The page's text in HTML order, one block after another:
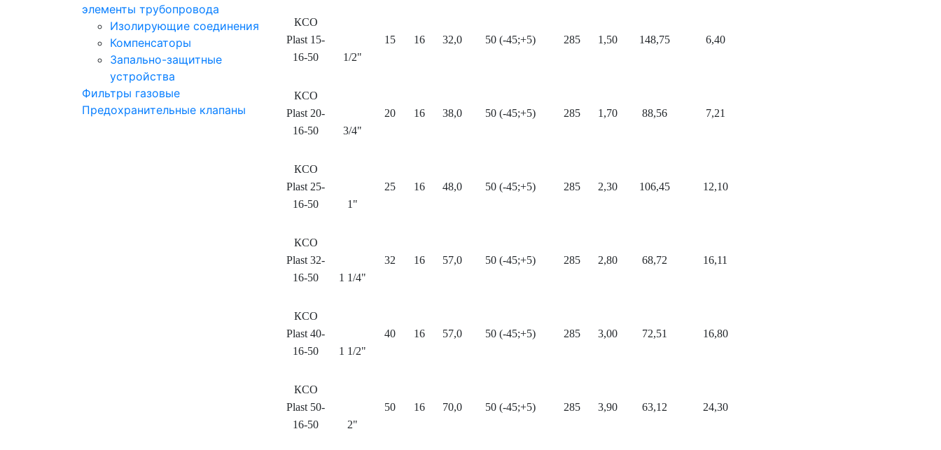
элементы трубопровода
Изолирующие соединения
Компенсаторы
Запально-защитные
устройства
Фильтры газовые
Предохранительные клапаны
КСО
Plast 15-
16-50
1/2"
15 16 32,0 50 (-45;+5) 285 1,50 148,75 6,40
КСО
Plast 20-
16-50
3/4"
20 16 38,0 50 (-45;+5) 285 1,70 88,56 7,21
КСО
Plast 25-
16-50
1"
25 16 48,0 50 (-45;+5) 285 2,30 106,45 12,10
КСО
Plast 32-
16-50
1 1/4"
32 16 57,0 50 (-45;+5) 285 2,80 68,72 16,11
КСО
Plast 40-
16-50
1 1/2"
40 16 57,0 50 (-45;+5) 285 3,00 72,51 16,80
КСО
Plast 50-
16-50
2"
50 16 70,0 50 (-45;+5) 285 3,90 63,12 24,30